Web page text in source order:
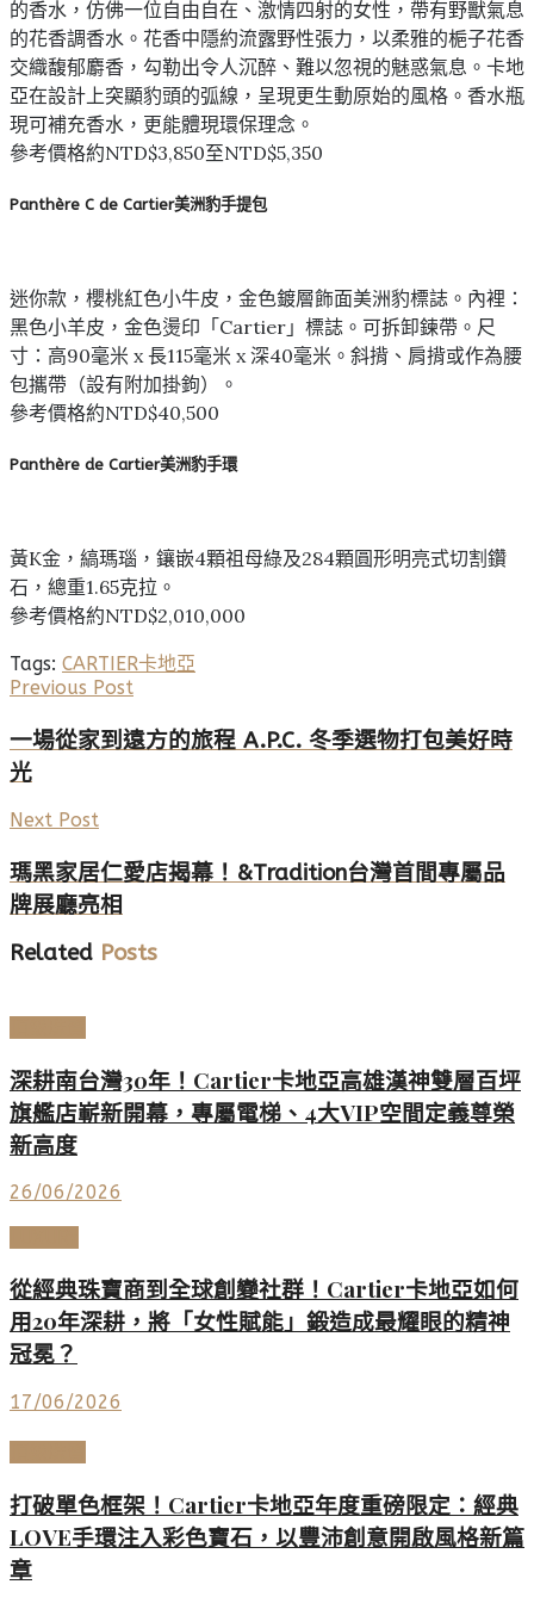
的香水，仿佛一位自由自在、激情四射的女性，帶有野獸氣息
的花香調香水。花香中隱約流露野性張力，以柔雅的梔子花香
交織馥郁麝香，勾勒出令人沉醉、難以忽視的魅惑氣息。卡地
亞在設計上突顯豹頭的弧線，呈現更生動原始的風格。香水瓶
現可補充香水，更能體現環保理念。
參考價格約NTD$3,850至NTD$5,350
Panthère C de Cartier美洲豹手提包
迷你款，櫻桃紅色小牛皮，金色鍍層飾面美洲豹標誌。內裡：
黑色小羊皮，金色燙印「Cartier」標誌。可拆卸鍊帶。尺
寸：高90毫米 x 長115毫米 x 深40毫米。斜揹、肩揹或作為腰
包攜帶（設有附加掛鉤）。
參考價格約NTD$40,500
Panthère de Cartier美洲豹手環
黃K金，縞瑪瑙，鑲嵌4顆祖母綠及284顆圓形明亮式切割鑽
石，總重1.65克拉。
參考價格約NTD$2,010,000
Tags: CARTIER卡地亞
Previous Post
一場從家到遠方的旅程 A.P.C. 冬季選物打包美好時
光
Next Post
瑪黑家居仁愛店揭幕！&Tradition台灣首間專屬品
牌展廳亮相
Related Posts
深耕南台灣30年！Cartier卡地亞高雄漢神雙層百坪
旗艦店嶄新開幕，專屬電梯、4大VIP空間定義尊榮
新高度
26/06/2026
從經典珠寶商到全球創變社群！Cartier卡地亞如何
用20年深耕，將「女性賦能」鍛造成最耀眼的精神
冠冕？
17/06/2026
打破單色框架！Cartier卡地亞年度重磅限定：經典
LOVE手環注入彩色寶石，以豐沛創意開啟風格新篇
章